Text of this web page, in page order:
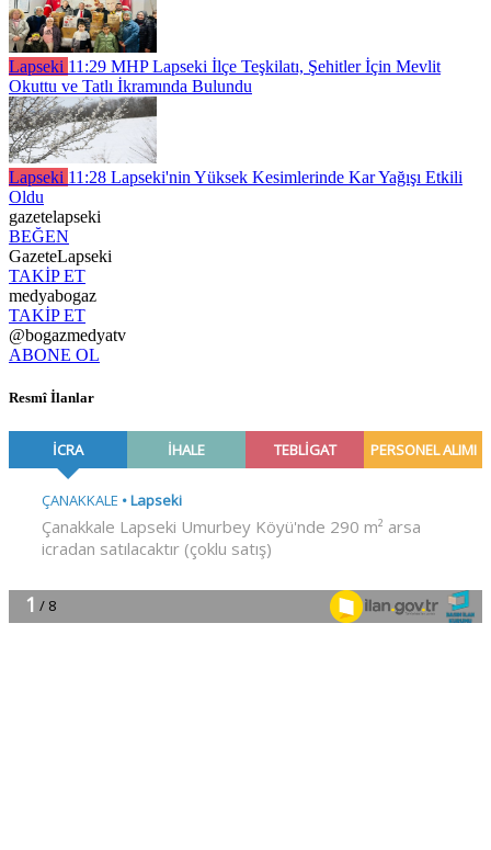
Lapseki 11:29 MHP Lapseki İlçe Teşkilatı, Şehitler İçin Mevlit
Okuttu ve Tatlı İkramında Bulundu
Lapseki 11:28 Lapseki'nin Yüksek Kesimlerinde Kar Yağışı Etkili
Oldu
gazetelapseki
BEĞEN
GazeteLapseki
TAKİP ET
medyabogaz
TAKİP ET
@bogazmedyatv
ABONE OL
Resmî İlanlar